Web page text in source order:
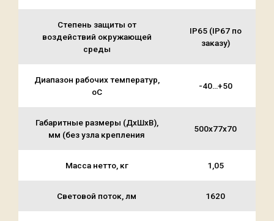
Степень защиты от
воздействий окружающей
среды
IP65 (IP67 по
заказу)
Диапазон рабочих температур,
оС
-40…+50
Габаритные размеры (ДхШхВ),
мм (без узла крепления
500х77х70
Масса нетто, кг 1,05
Световой поток, лм 1620